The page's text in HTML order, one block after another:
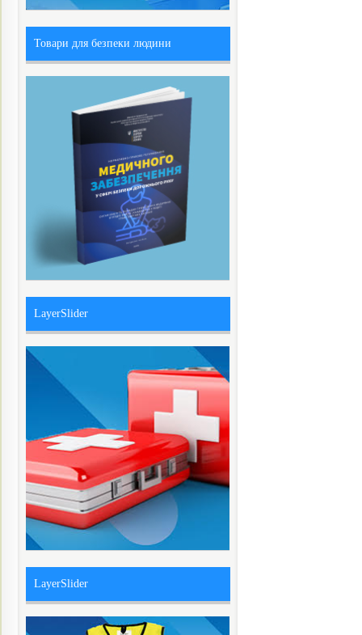
Товари для безпеки людини
LayerSlider
LayerSlider